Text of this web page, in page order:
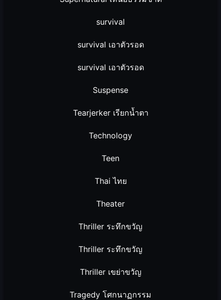
survival
survival เอาตัวรอด
survival เอาตัวรอด
Suspense
Tearjerker เรียกน้ำตา
Technology
Teen
Thai ไทย
Theater
Thriller ระทึกขวัญ
Thriller ระทึกขวัญ
Thriller เขย่าขวัญ
Tragedy โศกนาฏกรรม